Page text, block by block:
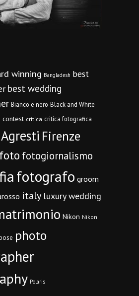
winning Bangladesh best
best wedding
Bianco e nero Black and White
contest critica critica fotografica
Firenze
foto fotogiornalismo
fotografo groom
italy luxury wedding
Nikon Nikon
photo
Polaris